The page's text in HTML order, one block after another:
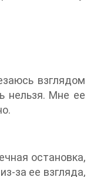
взглядом
нельзя. Мне ее
остановка,
за ее взгляда,